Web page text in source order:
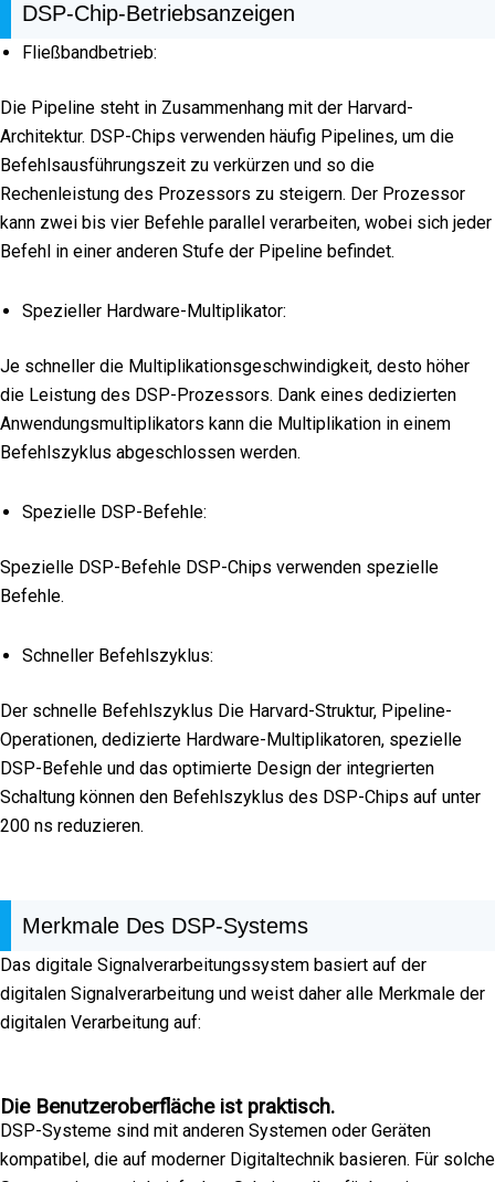
DSP-Chip-Betriebsanzeigen
Fließbandbetrieb:
Die Pipeline steht in Zusammenhang mit der Harvard-
Architektur. DSP-Chips verwenden häufig Pipelines, um die
Befehlsausführungszeit zu verkürzen und so die
Rechenleistung des Prozessors zu steigern. Der Prozessor
kann zwei bis vier Befehle parallel verarbeiten, wobei sich jeder
Befehl in einer anderen Stufe der Pipeline befindet.
Spezieller Hardware-Multiplikator:
Je schneller die Multiplikationsgeschwindigkeit, desto höher
die Leistung des DSP-Prozessors. Dank eines dedizierten
Anwendungsmultiplikators kann die Multiplikation in einem
Befehlszyklus abgeschlossen werden.
Spezielle DSP-Befehle:
Spezielle DSP-Befehle DSP-Chips verwenden spezielle
Befehle.
Schneller Befehlszyklus:
Der schnelle Befehlszyklus Die Harvard-Struktur, Pipeline-
Operationen, dedizierte Hardware-Multiplikatoren, spezielle
DSP-Befehle und das optimierte Design der integrierten
Schaltung können den Befehlszyklus des DSP-Chips auf unter
200 ns reduzieren.
Merkmale Des DSP-Systems
Das digitale Signalverarbeitungssystem basiert auf der
digitalen Signalverarbeitung und weist daher alle Merkmale der
digitalen Verarbeitung auf:
Die Benutzeroberfläche ist praktisch.
DSP-Systeme sind mit anderen Systemen oder Geräten
kompatibel, die auf moderner Digitaltechnik basieren. Für solche